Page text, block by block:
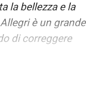
la bellezza e la
è un grande
di correggere
della